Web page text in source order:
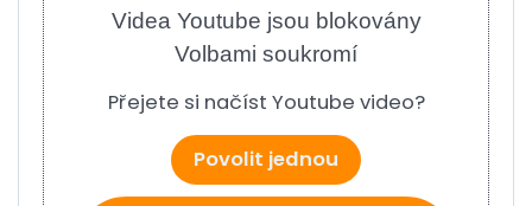
Videa Youtube jsou blokovány
Volbami soukromí
Přejete si načíst Youtube video?
Povolit jednou